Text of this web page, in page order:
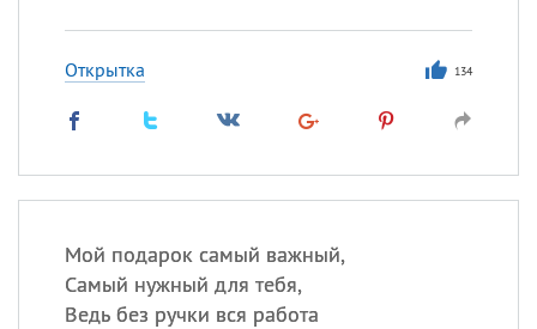
Открытка 134
Мой подарок самый важный,
Самый нужный для тебя,
Ведь без ручки вся работа